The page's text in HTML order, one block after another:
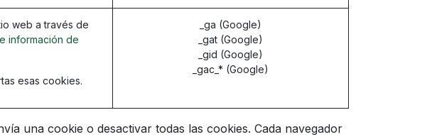
web a través de
información de
esas cookies.
_ga (Google)
_gat (Google)
_gid (Google)
_gac_* (Google)
una cookie o desactivar todas las cookies. Cada navegador